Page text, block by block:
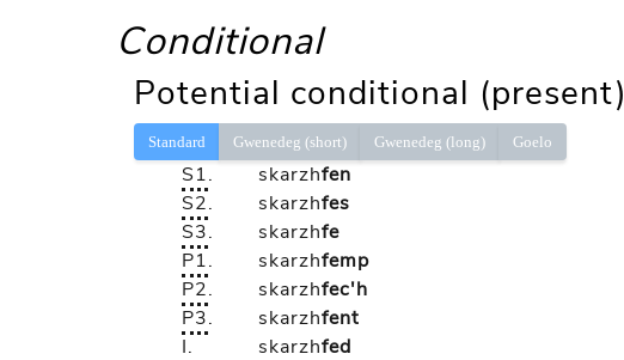
Conditional
Potential conditional (present)
Standard Gwenedeg (short) Gwenedeg (long) Goelo
S1. skarzhfen
S2. skarzhfes
S3. skarzhfe
P1. skarzhfemp
P2. skarzhfec'h
P3. skarzhfent
I. skarzhfed